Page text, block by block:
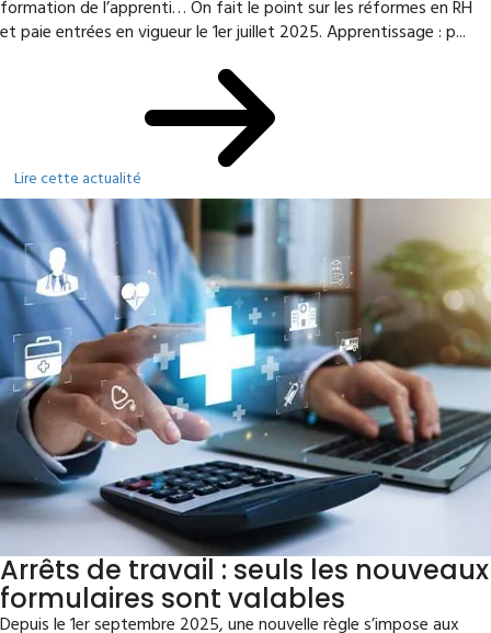
formation de l’apprenti… On fait le point sur les réformes en RH
et paie entrées en vigueur le 1er juillet 2025. Apprentissage : p...
Lire cette actualité
Arrêts de travail : seuls les nouveaux
formulaires sont valables
Depuis le 1er septembre 2025, une nouvelle règle s’impose aux